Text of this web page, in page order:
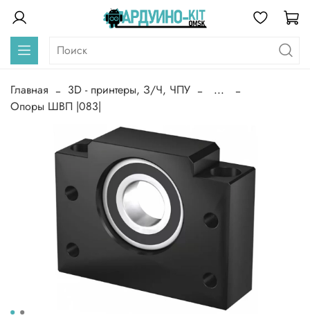
Главная 3D - принтеры, З/Ч, ЧПУ
...
Опоры ШВП |083|